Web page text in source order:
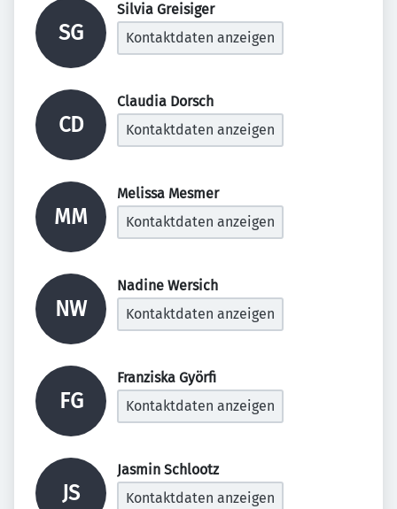
SG
Silvia Greisiger
Kontaktdaten anzeigen
CD
Claudia Dorsch
Kontaktdaten anzeigen
MM
Melissa Mesmer
Kontaktdaten anzeigen
NW
Nadine Wersich
Kontaktdaten anzeigen
FG
Franziska Györfi
Kontaktdaten anzeigen
JS
Jasmin Schlootz
Kontaktdaten anzeigen